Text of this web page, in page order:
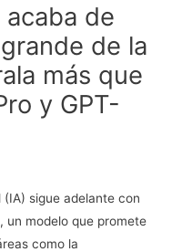
de
de la
más que
y GPT-
sigue adelante con
un modelo que promete
como la